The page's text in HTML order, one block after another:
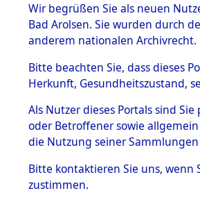
BESTÄNDE
Inhaftierungsdoku
mente
5. Verschiedenes
Todesmärsche
5.3.1 Alliierte
Wir begrüßen Sie als neuen
Bad Arolsen. Sie wurden durch
anderem nationalen Archivrecht.
Bitte beachten Sie, dass dieses
Herkunft, Gesundheitszustand,
Als Nutzer dieses Portals sind
oder Betroffener sowie
die Nutzung seiner
Bitte kontaktieren Sie uns, wenn
zustimmen.